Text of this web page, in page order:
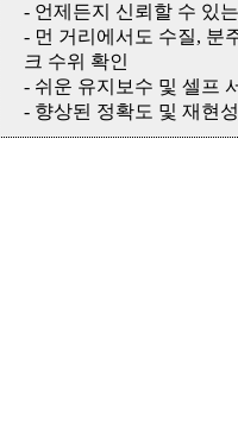
- 언제든지 신뢰할 수 있
- 먼 거리에서도 수질, 분
크 수위 확인
- 쉬운 유지보수 및 셀프
- 향상된 정확도 및 재현